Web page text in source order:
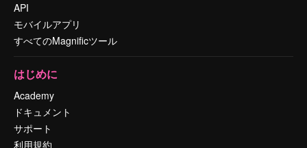
API
モバイルアプリ
すべてのMagnificツール
はじめに
Academy
ドキュメント
サポート
利用規約